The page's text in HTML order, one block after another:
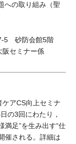
への取り組み（聖
5 砂防会館5階
阪セミナー係
アCS向上セミナ
の3回にわたり，
満足”を生み出す“仕
催される。詳細は